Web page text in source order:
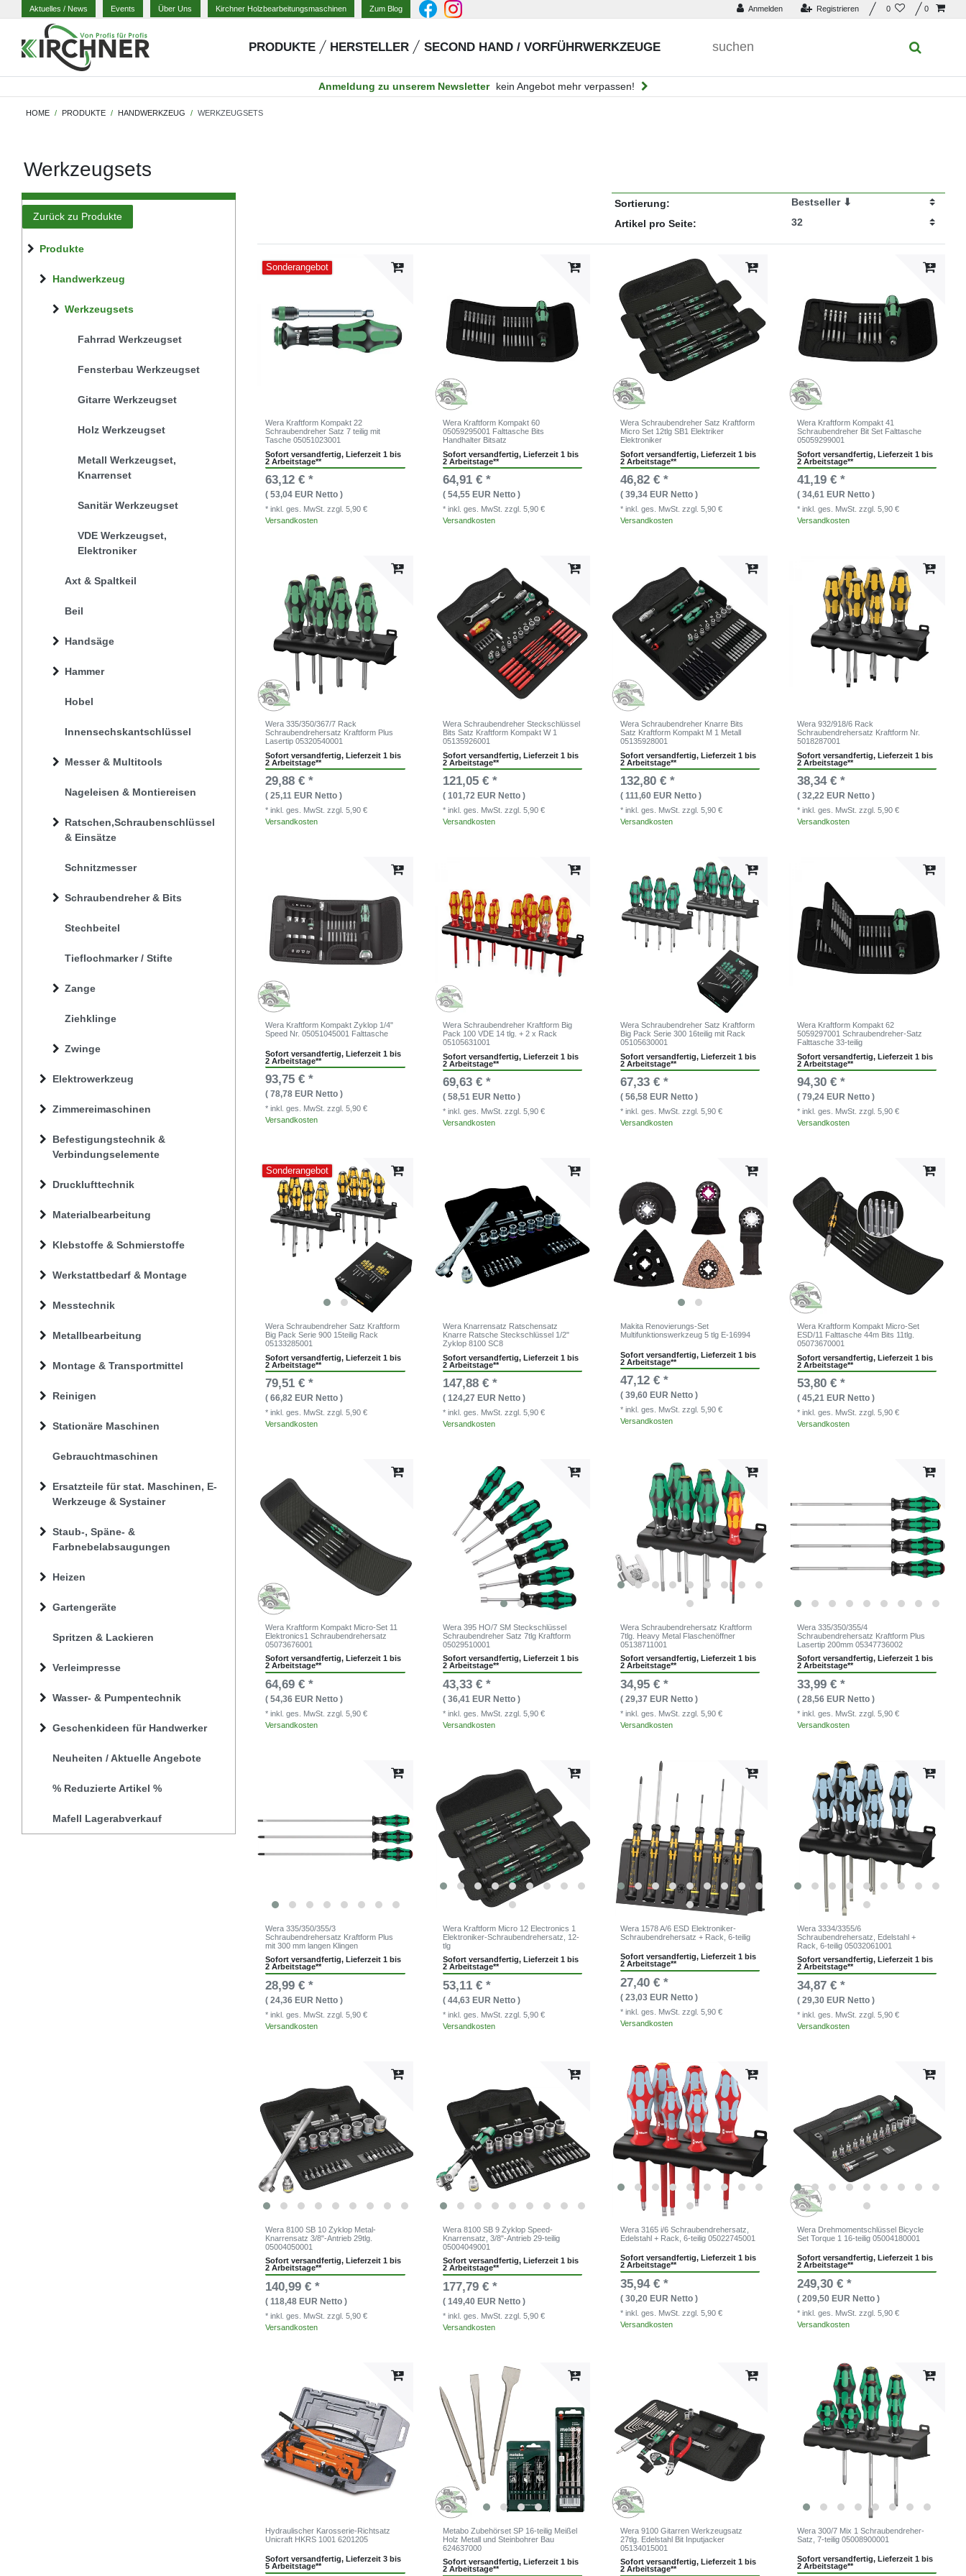
Anmelden Registrieren 0 0
Aktuelles / News Events Über Uns Kirchner Holzbearbeitungsmaschinen Zum Blog
PRODUKTE HERSTELLER SECOND HAND / VORFÜHRWERKZEUGE
Anmeldung zu unserem Newsletter kein Angebot mehr verpassen!
HOME PRODUKTE HANDWERKZEUG WERKZEUGSETS
Werkzeugsets
Zurück zu Produkte
Produkte
Handwerkzeug
Axt & Spaltkeil
Beil
Handsäge
Hammer
Hobel
Innensechskantschlüssel
Messer & Multitools
Nageleisen & Montiereisen
Ratschen,Schraubenschlüssel
& Einsätze
Schnitzmesser
Schraubendreher & Bits
Stechbeitel
Tieflochmarker / Stifte
Werkzeugsets
Fahrrad Werkzeugset
Fensterbau Werkzeugset
Gitarre Werkzeugset
Holz Werkzeugset
Metall Werkzeugset,
Knarrenset
Sanitär Werkzeugset
VDE Werkzeugset,
Elektroniker
Zange
Ziehklinge
Zwinge
Elektrowerkzeug
Zimmereimaschinen
Befestigungstechnik &
Verbindungselemente
Drucklufttechnik
Materialbearbeitung
Klebstoffe & Schmierstoffe
Werkstattbedarf & Montage
Messtechnik
Metallbearbeitung
Montage & Transportmittel
Reinigen
Stationäre Maschinen
Gebrauchtmaschinen
Ersatzteile für stat. Maschinen, E-
Werkzeuge & Systainer
Staub-, Späne- &
Farbnebelabsaugungen
Heizen
Gartengeräte
Spritzen & Lackieren
Verleimpresse
Wasser- & Pumpentechnik
Geschenkideen für Handwerker
Neuheiten / Aktuelle Angebote
% Reduzierte Artikel %
Mafell Lagerabverkauf
Sortierung:
Artikel pro Seite:
Sonderangebot
Wera Kraftform Kompakt 22
Schraubendreher Satz 7 teilig mit
Tasche 05051023001
Sofort versandfertig, Lieferzeit 1 bis
2 Arbeitstage**
63,12 € *
( 53,04 EUR Netto )
* inkl. ges. MwSt.zzgl. 5,90 €
Versandkosten
Wera Kraftform Kompakt 60
05059295001 Falttasche Bits
Handhalter Bitsatz
Sofort versandfertig, Lieferzeit 1 bis
2 Arbeitstage**
64,91 € *
( 54,55 EUR Netto )
* inkl. ges. MwSt. zzgl. 5,90 €
Versandkosten
Wera Schraubendreher Satz Kraftform
Micro Set 12tlg SB1 Elektriker
Elektroniker
Sofort versandfertig, Lieferzeit 1 bis
2 Arbeitstage**
46,82 € *
( 39,34 EUR Netto )
* inkl. ges. MwSt. zzgl. 5,90 €
Versandkosten
Wera Kraftform Kompakt 41
Schraubendreher Bit Set Falttasche
05059299001
Sofort versandfertig, Lieferzeit 1 bis
2 Arbeitstage**
41,19 € *
( 34,61 EUR Netto )
* inkl. ges. MwSt.zzgl. 5,90 €
Versandkosten
Wera 335/350/367/7 Rack
Schraubendrehersatz Kraftform Plus
Lasertip 05320540001
Sofort versandfertig, Lieferzeit 1 bis
2 Arbeitstage**
29,88 € *
( 25,11 EUR Netto )
* inkl. ges. MwSt.zzgl. 5,90 €
Versandkosten
Wera Schraubendreher Steckschlüssel
Bits Satz Kraftform Kompakt W 1
05135926001
Sofort versandfertig, Lieferzeit 1 bis
2 Arbeitstage**
121,05 € *
( 101,72 EUR Netto )
* inkl. ges. MwSt. zzgl. 5,90 €
Versandkosten
Wera Schraubendreher Knarre Bits
Satz Kraftform Kompakt M 1 Metall
05135928001
Sofort versandfertig, Lieferzeit 1 bis
2 Arbeitstage**
132,80 € *
( 111,60 EUR Netto )
* inkl. ges. MwSt. zzgl. 5,90 €
Versandkosten
Wera 932/918/6 Rack
Schraubendrehersatz Kraftform Nr.
5018287001
Sofort versandfertig, Lieferzeit 1 bis
2 Arbeitstage**
38,34 € *
( 32,22 EUR Netto )
* inkl. ges. MwSt.zzgl. 5,90 €
Versandkosten
Wera Kraftform Kompakt Zyklop 1/4"
Speed Nr. 05051045001 Falttasche
Sofort versandfertig, Lieferzeit 1 bis
2 Arbeitstage**
93,75 € *
( 78,78 EUR Netto )
* inkl. ges. MwSt.zzgl. 5,90 €
Versandkosten
Wera Schraubendreher Kraftform Big
Pack 100 VDE 14 tlg. + 2 x Rack
05105631001
Sofort versandfertig, Lieferzeit 1 bis
2 Arbeitstage**
69,63 € *
( 58,51 EUR Netto )
* inkl. ges. MwSt. zzgl. 5,90 €
Versandkosten
Wera Schraubendreher Satz Kraftform
Big Pack Serie 300 16teilig mit Rack
05105630001
Sofort versandfertig, Lieferzeit 1 bis
2 Arbeitstage**
67,33 € *
( 56,58 EUR Netto )
* inkl. ges. MwSt. zzgl. 5,90 €
Versandkosten
Wera Kraftform Kompakt 62
5059297001 Schraubendreher-Satz
Falttasche 33-teilig
Sofort versandfertig, Lieferzeit 1 bis
2 Arbeitstage**
94,30 € *
( 79,24 EUR Netto )
* inkl. ges. MwSt.zzgl. 5,90 €
Versandkosten
Sonderangebot
Wera Schraubendreher Satz Kraftform
Big Pack Serie 900 15teilig Rack
05133285001
Sofort versandfertig, Lieferzeit 1 bis
2 Arbeitstage**
79,51 € *
( 66,82 EUR Netto )
* inkl. ges. MwSt.zzgl. 5,90 €
Versandkosten
Wera Knarrensatz Ratschensatz
Knarre Ratsche Steckschlüssel 1/2"
Zyklop 8100 SC8
Sofort versandfertig, Lieferzeit 1 bis
2 Arbeitstage**
147,88 € *
( 124,27 EUR Netto )
* inkl. ges. MwSt. zzgl. 5,90 €
Versandkosten
Makita Renovierungs-Set
Multifunktionswerkzeug 5 tlg E-16994
Sofort versandfertig, Lieferzeit 1 bis
2 Arbeitstage**
47,12 € *
( 39,60 EUR Netto )
* inkl. ges. MwSt. zzgl. 5,90 €
Versandkosten
Wera Kraftform Kompakt Micro-Set
ESD/11 Falttasche 44m Bits 11tlg.
05073670001
Sofort versandfertig, Lieferzeit 1 bis
2 Arbeitstage**
53,80 € *
( 45,21 EUR Netto )
* inkl. ges. MwSt.zzgl. 5,90 €
Versandkosten
Wera Kraftform Kompakt Micro-Set 11
Elektronics1 Schraubendrehersatz
05073676001
Sofort versandfertig, Lieferzeit 1 bis
2 Arbeitstage**
64,69 € *
( 54,36 EUR Netto )
* inkl. ges. MwSt.zzgl. 5,90 €
Versandkosten
Wera 395 HO/7 SM Steckschlüssel
Schraubendreher Satz 7tlg Kraftform
05029510001
Sofort versandfertig, Lieferzeit 1 bis
2 Arbeitstage**
43,33 € *
( 36,41 EUR Netto )
* inkl. ges. MwSt. zzgl. 5,90 €
Versandkosten
Wera Schraubendrehersatz Kraftform
7tlg. Heavy Metal Flaschenöffner
05138711001
Sofort versandfertig, Lieferzeit 1 bis
2 Arbeitstage**
34,95 € *
( 29,37 EUR Netto )
* inkl. ges. MwSt. zzgl. 5,90 €
Versandkosten
Wera 335/350/355/4
Schraubendrehersatz Kraftform Plus
Lasertip 200mm 05347736002
Sofort versandfertig, Lieferzeit 1 bis
2 Arbeitstage**
33,99 € *
( 28,56 EUR Netto )
* inkl. ges. MwSt.zzgl. 5,90 €
Versandkosten
Wera 335/350/355/3
Schraubendrehersatz Kraftform Plus
mit 300 mm langen Klingen
Sofort versandfertig, Lieferzeit 1 bis
2 Arbeitstage**
28,99 € *
( 24,36 EUR Netto )
* inkl. ges. MwSt.zzgl. 5,90 €
Versandkosten
Wera Kraftform Micro 12 Electronics 1
Elektroniker-Schraubendrehersatz, 12-
tlg
Sofort versandfertig, Lieferzeit 1 bis
2 Arbeitstage**
53,11 € *
( 44,63 EUR Netto )
* inkl. ges. MwSt. zzgl. 5,90 €
Versandkosten
Wera 1578 A/6 ESD Elektroniker-
Schraubendrehersatz + Rack, 6-teilig
Sofort versandfertig, Lieferzeit 1 bis
2 Arbeitstage**
27,40 € *
( 23,03 EUR Netto )
* inkl. ges. MwSt. zzgl. 5,90 €
Versandkosten
Wera 3334/3355/6
Schraubendrehersatz, Edelstahl +
Rack, 6-teilig 05032061001
Sofort versandfertig, Lieferzeit 1 bis
2 Arbeitstage**
34,87 € *
( 29,30 EUR Netto )
* inkl. ges. MwSt.zzgl. 5,90 €
Versandkosten
Wera 8100 SB 10 Zyklop Metal-
Knarrensatz 3/8"-Antrieb 29tlg.
05004050001
Sofort versandfertig, Lieferzeit 1 bis
2 Arbeitstage**
140,99 € *
( 118,48 EUR Netto )
* inkl. ges. MwSt.zzgl. 5,90 €
Versandkosten
Wera 8100 SB 9 Zyklop Speed-
Knarrensatz, 3/8"-Antrieb 29-teilig
05004049001
Sofort versandfertig, Lieferzeit 1 bis
2 Arbeitstage**
177,79 € *
( 149,40 EUR Netto )
* inkl. ges. MwSt. zzgl. 5,90 €
Versandkosten
Wera 3165 i/6 Schraubendrehersatz,
Edelstahl + Rack, 6-teilig 05022745001
Sofort versandfertig, Lieferzeit 1 bis
2 Arbeitstage**
35,94 € *
( 30,20 EUR Netto )
* inkl. ges. MwSt. zzgl. 5,90 €
Versandkosten
Wera Drehmomentschlüssel Bicycle
Set Torque 1 16-teilig 05004180001
Sofort versandfertig, Lieferzeit 1 bis
2 Arbeitstage**
249,30 € *
( 209,50 EUR Netto )
* inkl. ges. MwSt.zzgl. 5,90 €
Versandkosten
Hydraulischer Karosserie-Richtsatz
Unicraft HKRS 1001 6201205
Sofort versandfertig, Lieferzeit 3 bis
5 Arbeitstage**
Metabo Zubehörset SP 16-teilig Meißel
Holz Metall und Steinbohrer Bau
624637000
Sofort versandfertig, Lieferzeit 1 bis
2 Arbeitstage**
Wera 9100 Gitarren Werkzeugsatz
27tlg. Edelstahl Bit Inputjacker
05134015001
Sofort versandfertig, Lieferzeit 1 bis
2 Arbeitstage**
Wera 300/7 Mix 1 Schraubendreher-
Satz, 7-teilig 05008900001
Sofort versandfertig, Lieferzeit 1 bis
2 Arbeitstage**